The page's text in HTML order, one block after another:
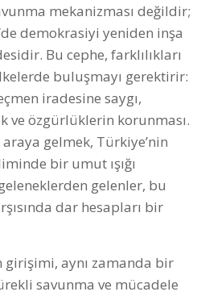
mekanizması değildir;
demokrasiyi yeniden inşa
Bu cephe, farklılıkları
buluşmayı gerektirir:
iradesine saygı,
ve özgürlüklerin korunması.
gelmek, Türkiye’nin
bir umut ışığı
gelenler, bu
dar hesapları bir
girişimi, aynı zamanda bir
savunma ve mücadele